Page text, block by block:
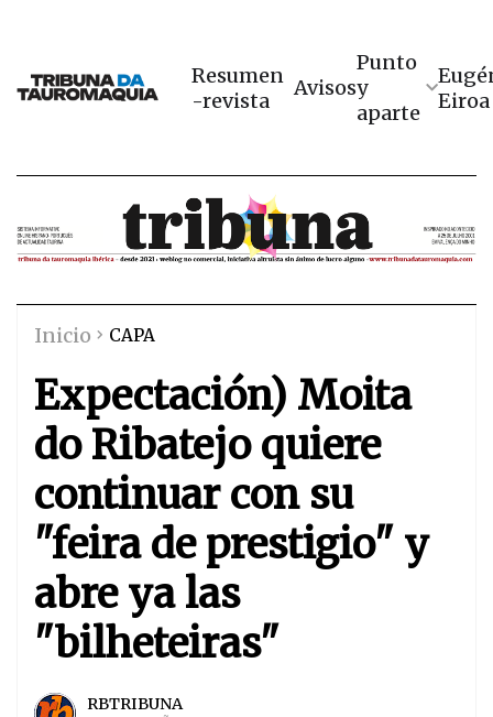
Resumen
-revista
Avisos
Punto
y
aparte
Eiroa
Inicio CAPA
Expectación) Moita
do Ribatejo quiere
continuar con su
"feira de prestigio" y
abre ya las
"bilheteiras"
RBTRIBUNA